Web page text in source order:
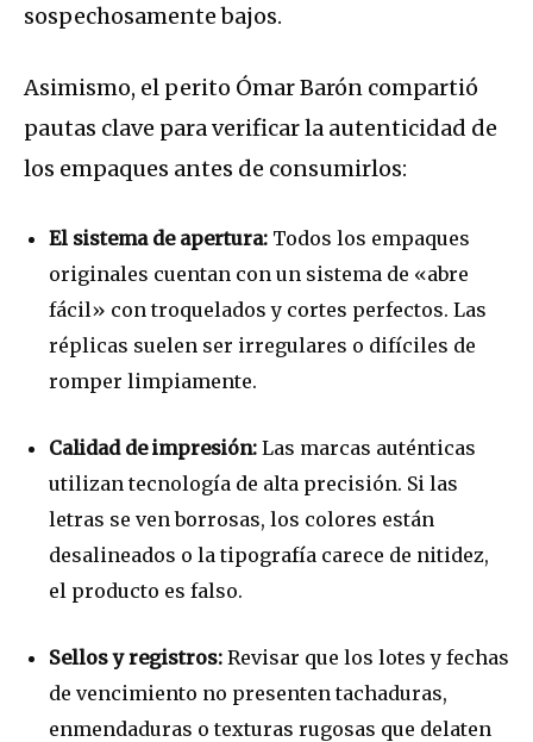
sospechosamente bajos.
Asimismo, el perito Ómar Barón compartió
pautas clave para verificar la autenticidad de
los empaques antes de consumirlos:
El sistema de apertura: Todos los empaques
originales cuentan con un sistema de «abre
fácil» con troquelados y cortes perfectos. Las
réplicas suelen ser irregulares o difíciles de
romper limpiamente.
Calidad de impresión: Las marcas auténticas
utilizan tecnología de alta precisión. Si las
letras se ven borrosas, los colores están
desalineados o la tipografía carece de nitidez,
el producto es falso.
Sellos y registros: Revisar que los lotes y fechas
de vencimiento no presenten tachaduras,
enmendaduras o texturas rugosas que delaten